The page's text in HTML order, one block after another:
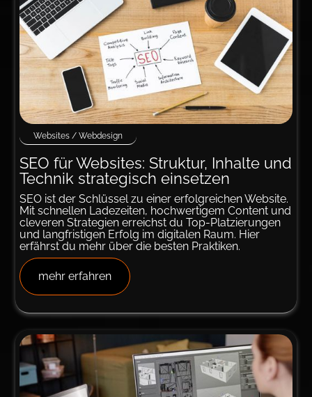
Websites / Webdesign
SEO für Web­sites: Struktur, Inhalte und
Technik strate­gisch einsetzen
SEO ist der Schlüssel zu einer erfolgreichen Website.
Mit schnellen Ladezeiten, hochwertigem Content und
cleveren Strategien erreichst du Top-Platzierungen
und langfristigen Erfolg im digitalen Raum. Hier
erfährst du mehr über die besten Praktiken.
mehr erfahren